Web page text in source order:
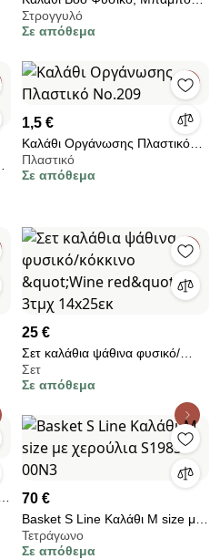
Ø58 x H11 cm, OYOY
Στρογγυλό
Σε απόθεμα
1,5 €
Καλάθι Οργάνωσης Πλαστικό
No.209
Πλαστικό
Σε απόθεμα
25 €
Σετ καλάθια ψάθινα φυσικό/
κόκκινο &quot;Wine red&quot;
3τμχ 14x25εκ
Σετ
Σε απόθεμα
70 €
Basket S Line Καλάθι Μ size με
χερούλια S1983-00N3
Τετράγωνο
Σε απόθεμα